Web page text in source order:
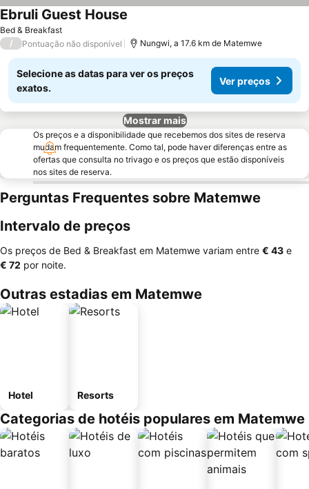
Bed & Breakfast
Ebruli Guest House
/ Pontuação não disponível Nungwi, a 17.6 km de Matemwe
Selecione as datas para ver os preços
exatos.
Ver preços
Mostrar mais
Os preços e a disponibilidade que recebemos dos sites de reserva
mudam frequentemente. Como tal, pode haver diferenças entre as
ofertas que consulta no trivago e os preços que estão disponíveis
nos sites de reserva.
Perguntas Frequentes sobre Matemwe
Intervalo de preços
Os preços de Bed & Breakfast em Matemwe variam entre ‎€ 43 e
‎€ 72 por noite.
Outras estadias em Matemwe
Hotel Resorts
Categorias de hotéis populares em Matemwe